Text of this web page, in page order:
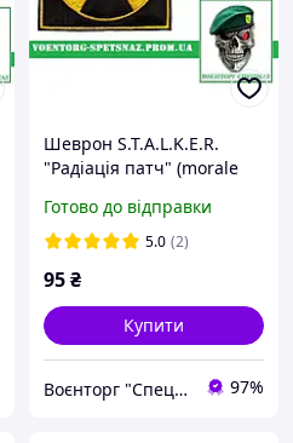
Шеврон S.T.A.L.K.E.R.
"Радіація патч" (morale
патч!
Готово до відправки
5.0 (2)
95₴
Купити
Воєнторг "Спецназ" - найкращий український військовий магазин — виробник! 97%